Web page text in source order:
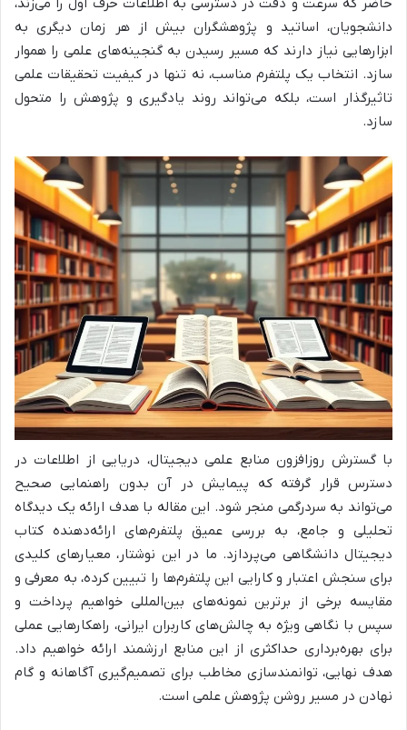
دانشجویان، اساتید و پژوهشگران بیش از هر زمان دیگری به
ابزارهایی نیاز دارند که مسیر رسیدن به گنجینه‌های علمی را هموار
سازد. انتخاب یک پلتفرم مناسب، نه تنها در کیفیت تحقیقات علمی
تاثیرگذار است، بلکه می‌تواند روند یادگیری و پژوهش را متحول
سازد.
با گسترش روزافزون منابع علمی دیجیتال، دریایی از اطلاعات در
دسترس قرار گرفته که پیمایش در آن بدون راهنمایی صحیح
می‌تواند به سردرگمی منجر شود. این مقاله با هدف ارائه یک دیدگاه
تحلیلی و جامع، به بررسی عمیق پلتفرم‌های ارائه‌دهنده کتاب
دیجیتال دانشگاهی می‌پردازد. ما در این نوشتار، معیارهای کلیدی
برای سنجش اعتبار و کارایی این پلتفرم‌ها را تبیین کرده، به معرفی و
مقایسه برخی از برترین نمونه‌های بین‌المللی خواهیم پرداخت و
سپس با نگاهی ویژه به چالش‌های کاربران ایرانی، راهکارهایی عملی
برای بهره‌برداری حداکثری از این منابع ارزشمند ارائه خواهیم داد.
هدف نهایی، توانمندسازی مخاطب برای تصمیم‌گیری آگاهانه و گام
نهادن در مسیر روشن پژوهش علمی است.